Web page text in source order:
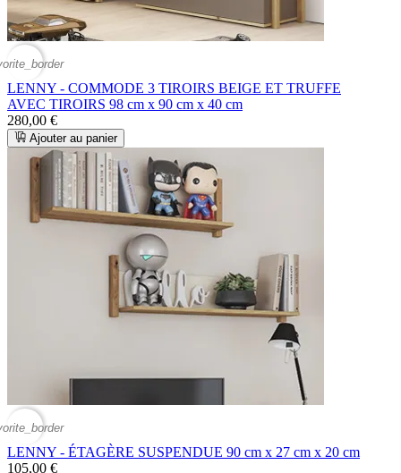
LENNY - COMMODE 3 TIROIRS BEIGE ET TRUFFE
AVEC TIROIRS 98 cm x 90 cm x 40 cm
280,00 €
Ajouter au panier
LENNY - ÉTAGÈRE SUSPENDUE 90 cm x 27 cm x 20 cm
105,00 €